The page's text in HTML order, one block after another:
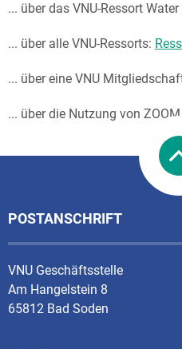
... über das VNU-Ressort Water
... über alle VNU-Ressorts:
... über eine VNU
... über die Nutzung von
POSTANSCHRIFT
VNU Geschäftsstelle
Am Hangelstein 8
65812 Bad Soden